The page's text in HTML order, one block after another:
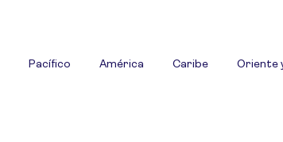
Pacífico América Caribe Oriente